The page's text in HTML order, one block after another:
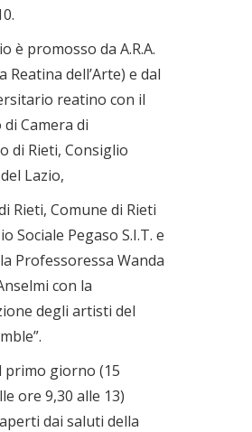
è promosso da A.R.A.
Reatina dell’Arte) e dal
reatino con il
Camera di
di Rieti, Consiglio
Lazio,
Rieti, Comune di Rieti
Sociale Pegaso S.I.T. e
Professoressa Wanda
con la
degli artisti del
primo giorno (15
ore 9,30 alle 13)
dai saluti della